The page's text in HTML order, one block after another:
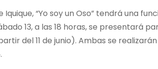
Iquique, “Yo soy un Oso” tendrá una
13, a las 18 horas, se presentará
del 11 de junio). Ambas se